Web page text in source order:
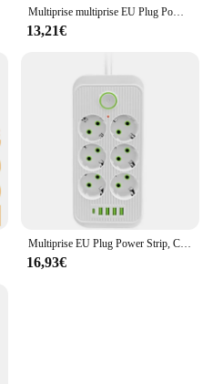
Multiprise multiprise EU Plug Power Strip, câble d'extension de 2m, prises électriques multiprises 3AC, 4 USB, 1 type C, filtre réseau, charge rapide
13,21€
Multiprise EU Plug Power Strip, Câble d'extension de 2m, Prises électriques Multiprise 6AC avec 4 USB 1, Filtre réseau de type C, Charge rapide
16,93€